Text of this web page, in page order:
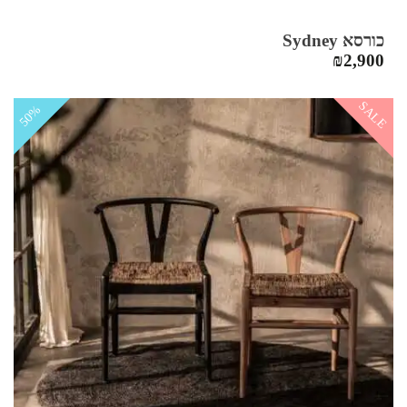
כורסא Sydney
₪2,900
50% SALE